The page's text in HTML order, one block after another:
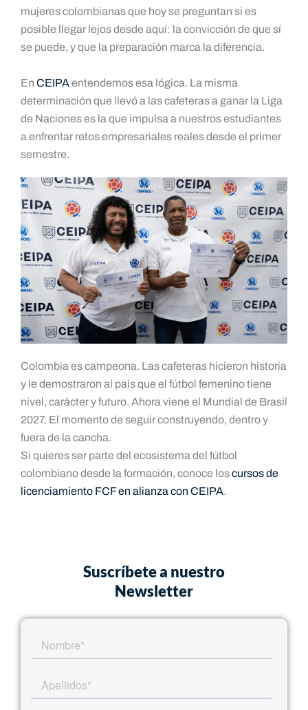
mujeres colombianas que hoy se preguntan si es
posible llegar lejos desde aquí: la convicción de que sí
se puede, y que la preparación marca la diferencia.
En CEIPAentendemos esa lógica. La misma
determinación que llevó a las cafeteras a ganar la Liga
de Naciones es la que impulsa a nuestros estudiantes
a enfrentar retos empresariales reales desde el primer
semestre.
Colombia es campeona. Las cafeteras hicieron historia
y le demostraron al país que el fútbol femenino tiene
nivel, carácter y futuro. Ahora viene el Mundial de Brasil
2027. El momento de seguir construyendo, dentro y
fuera de la cancha.
Si quieres ser parte del ecosistema del fútbol
colombiano desde la formación, conoce loscursos de
licenciamiento FCF en alianza con CEIPA.
Suscríbete a nuestro
Newsletter